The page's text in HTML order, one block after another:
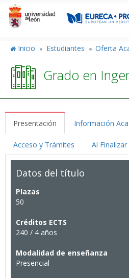
Pasar
contenido
Inicio Estudiantes Oferta
Grado en
Presentación Información
Acceso y Trámites Al Finalizar
Datos del título
Plazas
50
Créditos ECTS
240 / 4 años
Modalidad de enseñanza
Presencial